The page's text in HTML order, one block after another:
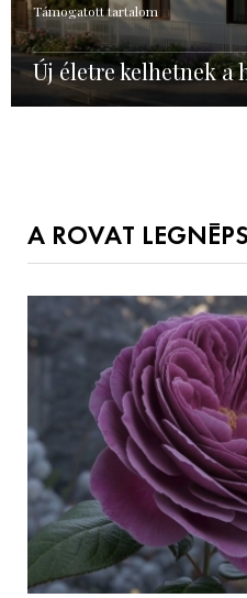
Támogatott tartalom
Új életre kelhetnek a
A ROVAT